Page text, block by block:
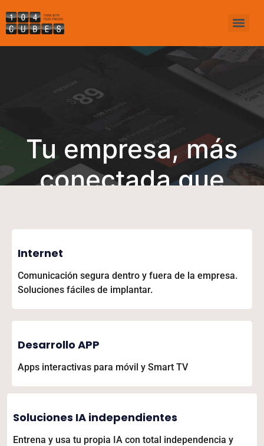
Tu empresa, más
conectada que
Internet
Comunicación segura dentro y fuera de la empresa.
Soluciones fáciles de implantar.
Desarrollo APP
Apps interactivas para móvil y Smart TV
Soluciones IA independientes
Entrena y usa tu propia IA con total independencia y